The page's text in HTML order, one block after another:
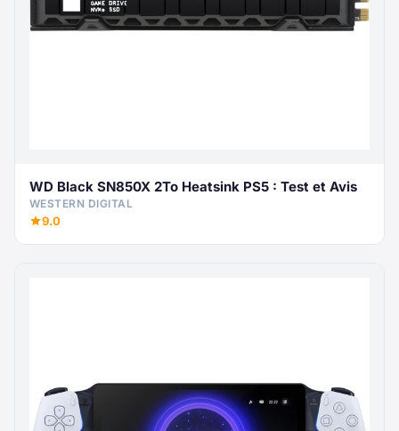
WD Black SN850X 2To Heatsink PS5 : Test et Avis
WESTERN DIGITAL
9.0